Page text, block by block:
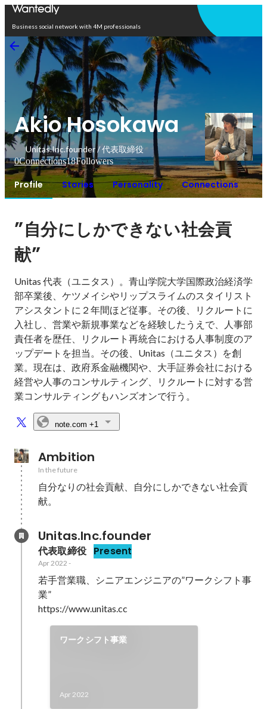
Business social network with 4M professionals
Akio Hosokawa
Unitas.Inc.founder / 代表取締役
0Connections18Followers
Profile Stories Personality Connections
”自分にしかできない社会貢
献”
Unitas 代表（ユニタス）。青山学院大学国際政治経済学
部卒業後、ケツメイシやリップスライムのスタイリスト
アシスタントに２年間ほど従事。その後、リクルートに
入社し、営業や新規事業などを経験したうえで、人事部
責任者を歴任、リクルート再統合における人事制度のア
ップデートを担当。その後、Unitas（ユニタス）を創
業。現在は、政府系金融機関や、大手証券会社における
経営や人事のコンサルティング、リクルートに対する営
業コンサルティングもハンズオンで行う。
note.com +1
Ambition
In the future
自分なりの社会貢献、自分にしかできない社会貢
献。
Unitas.Inc.founder
代表取締役 Present
Apr 2022 -
若手営業職、シニアエンジニアの”ワークシフト事
業”
https://www.unitas.cc
ワークシフト事業
Apr 2022